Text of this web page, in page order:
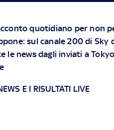
quotidiano per non
sul canale 200 di
le news dagli inviati a
E I RISULTATI LIVE